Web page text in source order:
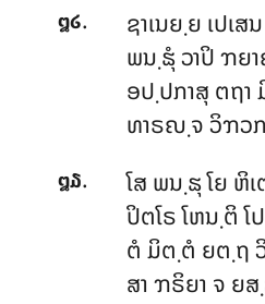
໘໒.
ຊາເນຍ຺ຍ ເປເ
ພນ຺ຘຸໍ ວາປິ ຠຍາ
ອປ຺ປກາສຸ ຕຖາ
ທາຣຎ຺ຈ ວິຠວ
໘໓.
ໂສ ພນ຺ຘຸ ໂຍ ຫິ
ປິຕໂຣ ໂຫນ຺ຕິ ໂ
ຕໍ ມິຕ຺ຕໍ ຍຕ຺ຖ
ສາ ຠຣິຍາ ຈ